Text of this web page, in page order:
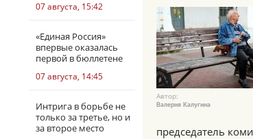
07 августа, 15:42
«Единая Россия»
впервые оказалась
первой в бюллетене
07 августа, 14:45
Интрига в борьбе не
только за третье, но и
за второе место
Автор:
Валерия Калугина
председатель